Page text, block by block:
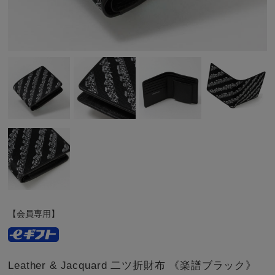
【会員専用】
Leather & Jacquard 二ツ折財布 《楽譜ブラック》